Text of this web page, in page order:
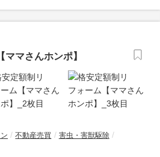
マさんホンポ】
不動産売買
害虫・害獣駆除